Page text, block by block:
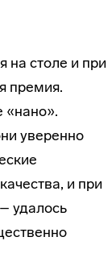
на столе и при
премия.
«нано».
уверенно
и при
удалось